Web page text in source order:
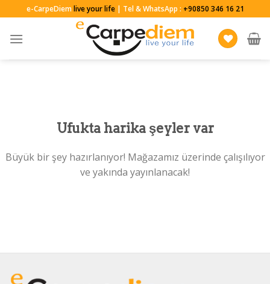
to
content
e-CarpeDiemlive your life| Tel & WhatsApp : +90850 346 16 21
Ufukta harika şeyler var
Büyük bir şey hazırlanıyor! Mağazamız üzerinde çalışılıyor
ve yakında yayınlanacak!